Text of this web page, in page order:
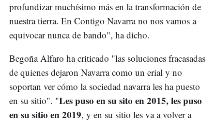
profundizar muchísimo más en la transformación de
nuestra tierra. En Contigo Navarra no nos vamos a
equivocar nunca de bando", ha dicho.
Begoña Alfaro ha criticado "las soluciones fracasadas
de quienes dejaron Navarra como un erial y no
soportan ver cómo la sociedad navarra les ha puesto
en su sitio". "Les puso en su sito en 2015, les puso
en su sitio en 2019, y en su sitio les va a volver a